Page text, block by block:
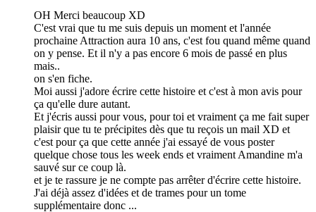
OH Merci beaucoup XD
C'est vrai que tu me suis depuis un moment et l'année
prochaine Attraction aura 10 ans, c'est fou quand même quand
on y pense. Et il n'y a pas encore 6 mois de passé en plus
mais..
on s'en fiche.
Moi aussi j'adore écrire cette histoire et c'est à mon avis pour
ça qu'elle dure autant.
Et j'écris aussi pour vous, pour toi et vraiment ça me fait super
plaisir que tu te précipites dès que tu reçois un mail XD et
c'est pour ça que cette année j'ai essayé de vous poster
quelque chose tous les week ends et vraiment Amandine m'a
sauvé sur ce coup là.
et je te rassure je ne compte pas arrêter d'écrire cette histoire.
J'ai déjà assez d'idées et de trames pour un tome
supplémentaire donc ...